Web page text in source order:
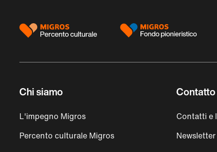
Chi siamo
L'impegno Migros
Percento culturale Migros
Contatti e
Newsletter